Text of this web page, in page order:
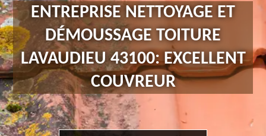
ENTREPRISE NETTOYAGE ET
DÉMOUSSAGE TOITURE
LAVAUDIEU 43100: EXCELLENT
COUVREUR